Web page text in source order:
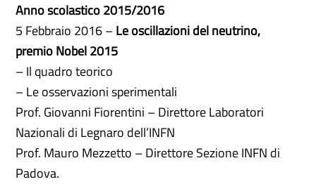
Anno scolastico2015/2016
5 Febbraio 2016 –Le oscillazioni del neutrino,
premio Nobel 2015
– Il quadro teorico
– Le osservazioni sperimentali
Prof. Giovanni Fiorentini – Direttore Laboratori
Nazionali di Legnaro dell’INFN
Prof. Mauro Mezzetto – Direttore Sezione INFN di
Padova.